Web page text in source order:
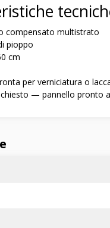
compensato multistrato
pioppo
cm
per verniciatura o
— pannello pronto